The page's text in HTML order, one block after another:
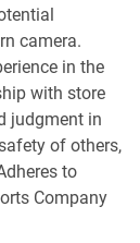
camera.
in the
with store
judgment in
of others,
to
Company